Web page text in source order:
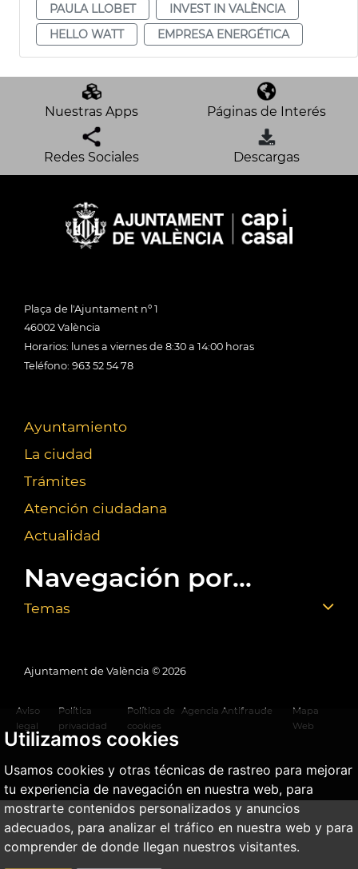
Utilizamos cookies
Usamos cookies y otras técnicas de rastreo para mejorar
tu experiencia de navegación en nuestra web, para
mostrarte contenidos personalizados y anuncios
adecuados, para analizar el tráfico en nuestra web y para
comprender de donde llegan nuestros visitantes.
PAULA LLOBET
INVEST IN VALÈNCIA
HELLO WATT
EMPRESA ENERGÉTICA
Nuestras Apps Páginas de Interés
Redes Sociales Descargas
Plaça de l'Ajuntament nº 1
46002 València
Horarios: lunes a viernes de 8:30 a 14:00 horas
Teléfono: 963 52 54 78
Ayuntamiento
La ciudad
Trámites
Atención ciudadana
Actualidad
Navegación por...
Temas
Ajuntament de València © 2026
Aviso
legal
Política
privacidad
Política de
cookies
Agencia Antifraude
Mapa
Web